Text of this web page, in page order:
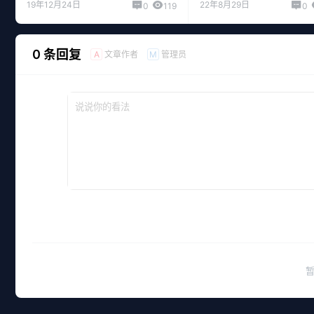
19年12月24日 0 119 22年8月29日 0
0 条回复 A 文章作者 M 管理员